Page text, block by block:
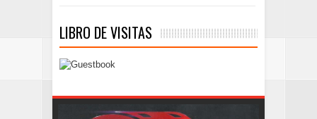
LIBRO DE VISITAS